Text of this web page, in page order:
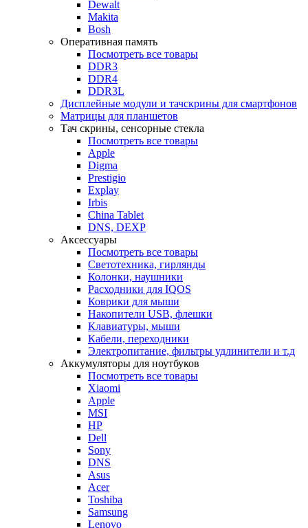
Dewalt
Makita
Bosh
Оперативная память
Посмотреть все товары
DDR3
DDR4
DDR3L
Дисплейные модули и тачскрины для смартфонов
Матрицы для планшетов
Тач скрины, сенсорные стекла
Посмотреть все товары
Apple
Digma
Prestigio
Explay
Irbis
China Tablet
DNS, DEXP
Аксессуары
Посмотреть все товары
Светотехника, гирлянды
Колонки, наушники
Расходники для IQOS
Коврики для мыши
Накопители USB, флешки
Клавиатуры, мыши
Кабели, переходники
Электропитание, фильтры удлинители и т.д
Аккумуляторы для ноутбуков
Посмотреть все товары
Xiaomi
Apple
MSI
HP
Dell
Sony
DNS
Asus
Acer
Toshiba
Samsung
Lenovo